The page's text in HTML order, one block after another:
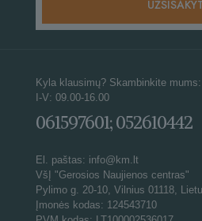
Kyla klausimų? Skambinkite mums:
I-V: 09.00-16.00
061597601; 052610442
El. paštas: info@km.lt
VšĮ "Gerosios Naujienos centras"
Pylimo g. 20-10, Vilnius 01118,
Įmonės kodas: 124543710